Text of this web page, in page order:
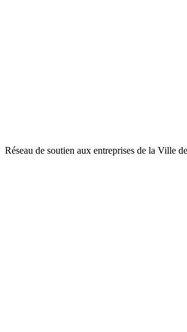
Réseau de soutien aux entreprises de la Ville